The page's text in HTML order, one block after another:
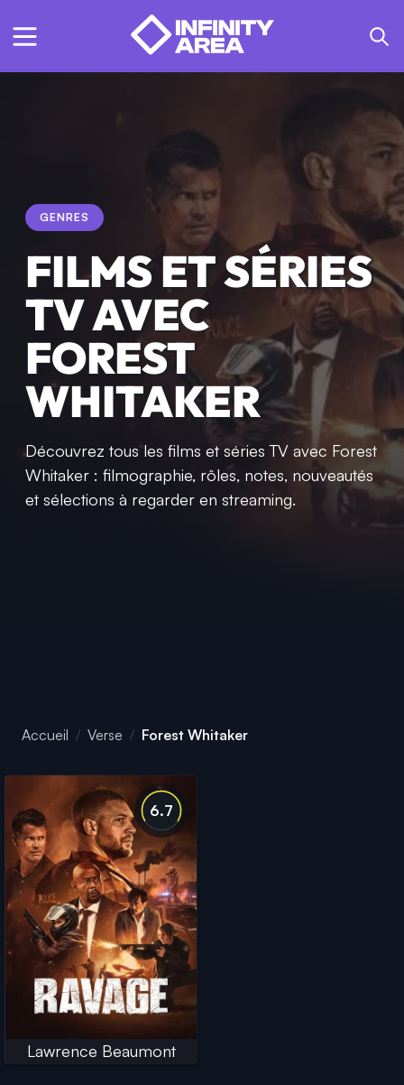
GENRES
FILMS ET SÉRIES
TV AVEC
FOREST
WHITAKER
Découvrez tous les films et séries TV avec Forest
Whitaker : filmographie, rôles, notes, nouveautés
et sélections à regarder en streaming.
Accueil Verse Forest Whitaker
6.7
Lawrence Beaumont